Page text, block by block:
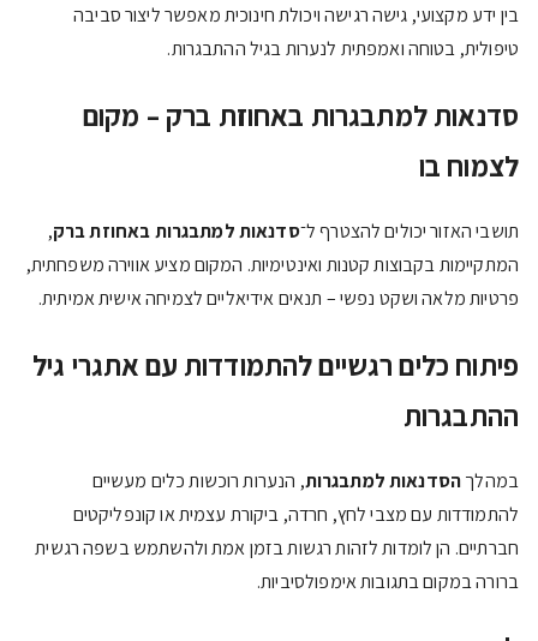
בין ידע מקצועי, גישה רגישה ויכולת חינוכית מאפשר ליצור סביבה
טיפולית, בטוחה ואמפתית לנערות בגיל ההתבגרות.
סדנאות למתבגרות באחוזת ברק – מקום
לצמוח בו
תושבי האזור יכולים להצטרף ל־סדנאות למתבגרות באחוזת ברק,
המתקיימות בקבוצות קטנות ואינטימיות. המקום מציע אווירה משפחתית,
פרטיות מלאה ושקט נפשי – תנאים אידיאליים לצמיחה אישית אמיתית.
פיתוח כלים רגשיים להתמודדות עם אתגרי גיל
ההתבגרות
במהלךהסדנאות למתבגרות, הנערות רוכשות כלים מעשיים
להתמודדות עם מצבי לחץ, חרדה, ביקורת עצמית או קונפליקטים
חברתיים. הן לומדות לזהות רגשות בזמן אמת ולהשתמש בשפה רגשית
ברורה במקום בתגובות אימפולסיביות.